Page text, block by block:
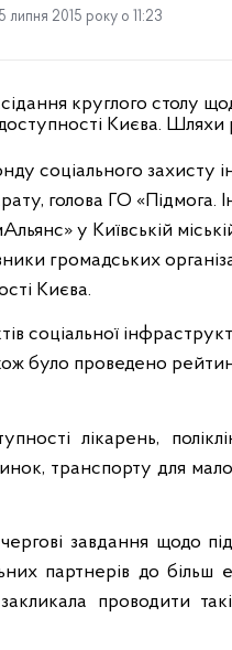
липня 2015 року о 11:23
круглого столу
Києва. Шляхи
соціального захисту
голова ГО
у Київській
громадських
Києва.
соціальної
було проведено
лікарень,
транспорту для
завдання щодо
партнерів до більш
проводити